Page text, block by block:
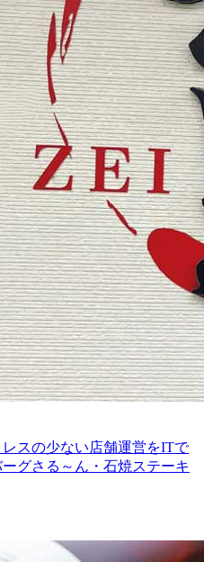
スの少ない店舗運営をITで
グさる～ん・石焼ステーキ